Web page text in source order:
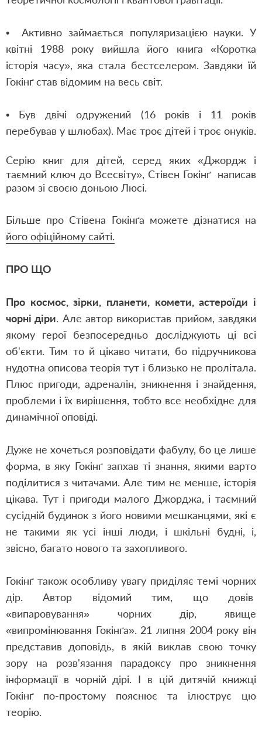
• Активно займається популяризацією науки. У
квітні 1988 року вийшла його книга «Коротка
історія часу», яка стала бестселером. Завдяки їй
Гокінґ став відомим на весь світ.
• Був двічі одружений (16 років і 11 років
перебував у шлюбах). Має троє дітей і троє онуків.
Серію книг для дітей, серед яких«Джордж і
таємний ключ до Всесвіту», Стівен Гокінґнаписав
разом зі своєю доньою Люсі.
Більше про Стівена Гокінґа можете дізнатися на
його офіційному сайті.
ПРО ЩО
Про космос, зірки, планети, комети, астероїди і
чорні діри. Але автор використав прийом, завдяки
якому герої безпосередньо досліджують ці всі
об'єкти. Тим то й цікаво читати, бо підручникова
нудотна описова теорія тут і близько не пролітала.
Плюс пригоди, адреналін, зникнення і знайдення,
проблеми і їх вирішення, тобто все необхідне для
динамічної оповіді.
Дуже не хочеться розповідати фабулу, бо це лише
форма, в яку Гокінґ запхав ті знання, якими варто
поділитися з читачами. Але тим не менше, історія
цікава. Тут і пригоди малого Джорджа, і таємний
сусідній будинок з його новими мешканцями, які є
не такими як усі інші люди, і шкільні будні, і,
звісно, багато нового та захопливого.
Гокінґ також особливу увагу приділяє темі чорних
дір. Автор відомий тим, що довів
«випаровування» чорних дір, явище
«випромінювання Гокінґа». 21 липня 2004 року він
представив доповідь, в якій виклав свою точку
зору на розв'язання парадоксу про зникнення
інформації в чорній дірі. І в цій дитячій книжці
Гокінґ по-простому пояснює та ілюструє цю
теорію.